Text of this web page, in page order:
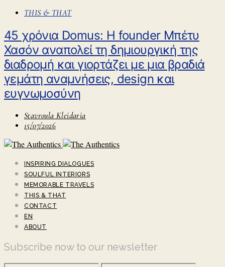
THIS & THAT
45 χρόνια Domus: H founder Μπέτυ
Χασόν αναπολεί τη δημιουργική της
διαδρομή και γιορτάζει με μια βραδιά
γεμάτη αναμνήσεις, design και
ευγνωμοσύνη
Stavroula Kleidaria
15/07/2026
INSPIRING DIALOGUES
SOULFUL INTERIORS
MEMORABLE TRAVELS
THIS & THAT
CONTACT
EN
ABOUT
Subscribe now to our newsletter